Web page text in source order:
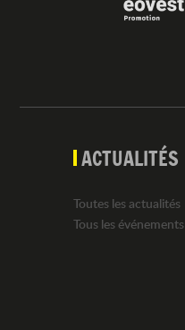
ACTUALITÉS
Toutes les actualités
Tous les événements